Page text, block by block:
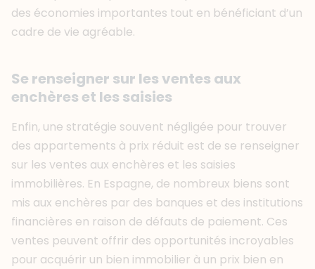
des économies importantes tout en bénéficiant d’un
cadre de vie agréable.
Se renseigner sur les ventes aux
enchères et les saisies
Enfin, une stratégie souvent négligée pour trouver
des appartements à prix réduit est de se renseigner
sur les ventes aux enchères et les saisies
immobilières. En Espagne, de nombreux biens sont
mis aux enchères par des banques et des institutions
financières en raison de défauts de paiement. Ces
ventes peuvent offrir des opportunités incroyables
pour acquérir un bien immobilier à un prix bien en